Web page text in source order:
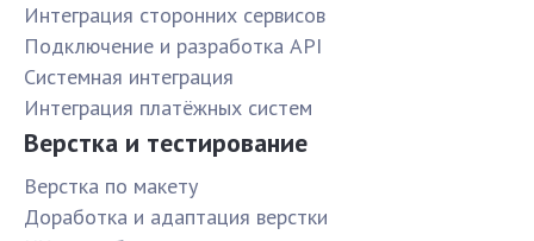
Интеграция сторонних сервисов
Подключение и разработка API
Системная интеграция
Интеграция платёжных систем
Верстка и тестирование
Верстка по макету
Доработка и адаптация верстки